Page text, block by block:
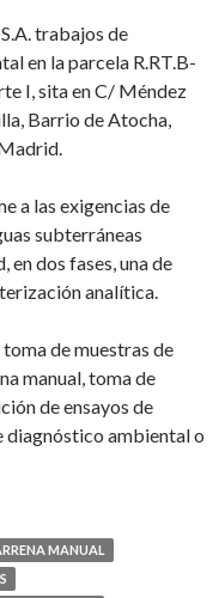
trabajos de
en la parcela R.RT.B-
I, sita en C/ Méndez
Barrio de Atocha,
a las exigencias de
subterráneas
en dos fases, una de
analítica.
de muestras de
manual, toma de
de ensayos de
ambiental o
MANUAL